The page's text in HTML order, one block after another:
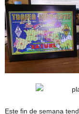
Este fin de semana